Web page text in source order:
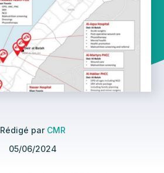
Rédigé par CMR
05/06/2024